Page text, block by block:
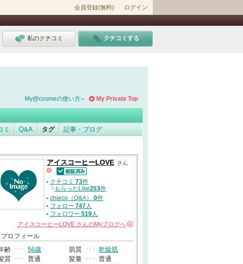
会員登録(無料) ログイン
私のクチコミ クチコミする
My Private Top
My@cosmeの使い方
ミ Q&A タグ 記事・ブログ
アイスコーヒーLOVE さん
認証済
クチコミ 73件
└もらったLike253件
chieco（Q&A） 0件
フォロー 747人
フォロワー 519人
アイスコーヒーLOVE さんのMyブログへ
プロフィール
齢 ･･･ 56歳 肌質 ･･･ 乾燥肌
質 ･･･ 普通 髪量 ･･･ 普通